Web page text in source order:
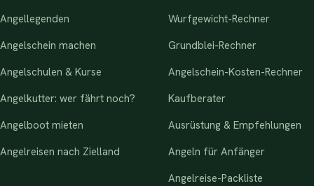
Angellegenden
Angelschein machen
Angelschulen & Kurse
Angelkutter: wer fährt noch?
Angelboot mieten
Angelreisen nach Zielland
Wurfgewicht-Rechner
Grundblei-Rechner
Angelschein-Kosten-Rechner
Kaufberater
Ausrüstung & Empfehlungen
Angeln für Anfänger
Angelreise-Packliste